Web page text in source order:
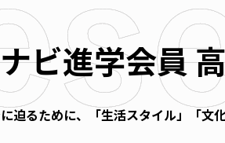
ビ進学会員
迫るために、「生活スタイル」「文